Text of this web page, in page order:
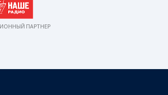
ПАРТНЕР